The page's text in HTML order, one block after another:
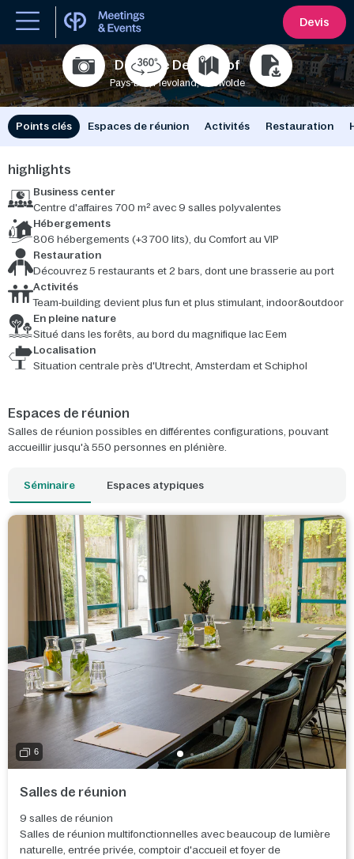
Devis
Domaine De Eemhof
Pays-Bas, Flevoland, Zeewolde
Points clés Espaces de réunion Activités Restauration
highlights
Business center
Centre d'affaires 700 m² avec 9 salles polyvalentes
Hébergements
806 hébergements (+3 700 lits), du Comfort au VIP
Restauration
Découvrez 5 restaurants et 2 bars, dont une brasserie au port
Activités
Team‑building devient plus fun et plus stimulant, indoor&outdoor
En pleine nature
Situé dans les forêts, au bord du magnifique lac Eem
Localisation
Situation centrale près d'Utrecht, Amsterdam et Schiphol
Espaces de réunion
Salles de réunion possibles en différentes configurations, pouvant
accueillir jusqu'à 550 personnes en plénière.
Séminaire Espaces atypiques
6
Salles de réunion
9 salles de réunion
Salles de réunion multifonctionnelles avec beaucoup de lumière
naturelle, entrée privée, comptoir d'accueil et foyer de